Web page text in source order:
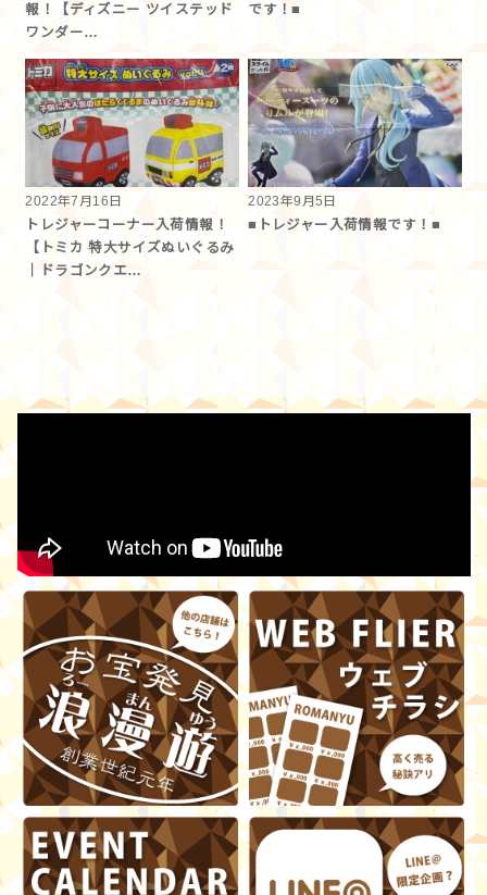
報！【ディズニー ツイステッド
ワンダー…
です！■
2022年7月16日
トレジャーコーナー入荷情報！
【トミカ 特大サイズぬいぐるみ
｜ドラゴンクエ…
2023年9月5日
■トレジャー入荷情報です！■